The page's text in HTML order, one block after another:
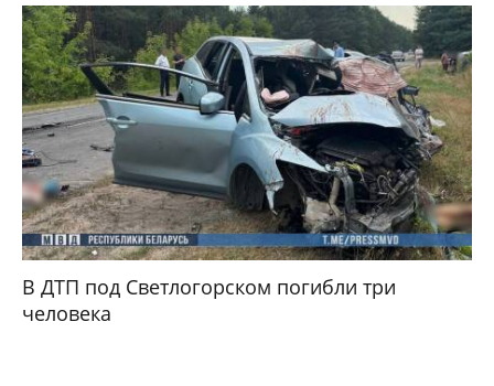
В ДТП под Светлогорском погибли три
человека